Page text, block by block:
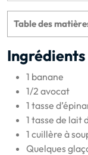
Table des
Ingrédients
1 banane
1/2 avocat
1 tasse
1 tasse de lait
1 cuillère à
Quelques